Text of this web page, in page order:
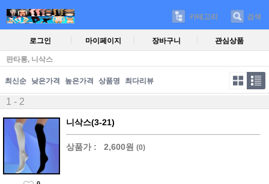
카테고리 검색
로그인 마이페이지 장바구니 관심상품
판타롱, 니삭스
최신순 낮은가격 높은가격 상품명 최다리뷰
1 - 2
니삭스(3-21)
상품가 : 2,600원 (0)